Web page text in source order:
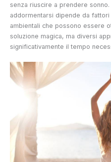
senza riuscire a prendere
addormentarsi dipende da
ambientali che possono essere
soluzione magica, ma diversi
significativamente il tempo